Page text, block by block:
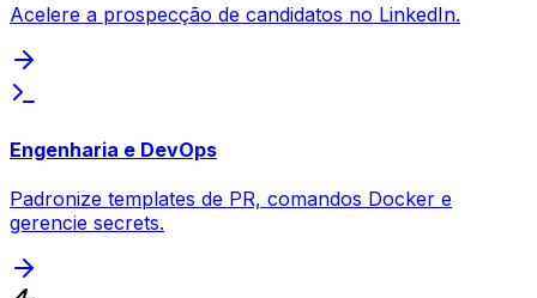
Acelere a prospecção de candidatos no LinkedIn.
Engenharia e DevOps
Padronize templates de PR, comandos Docker e
gerencie secrets.